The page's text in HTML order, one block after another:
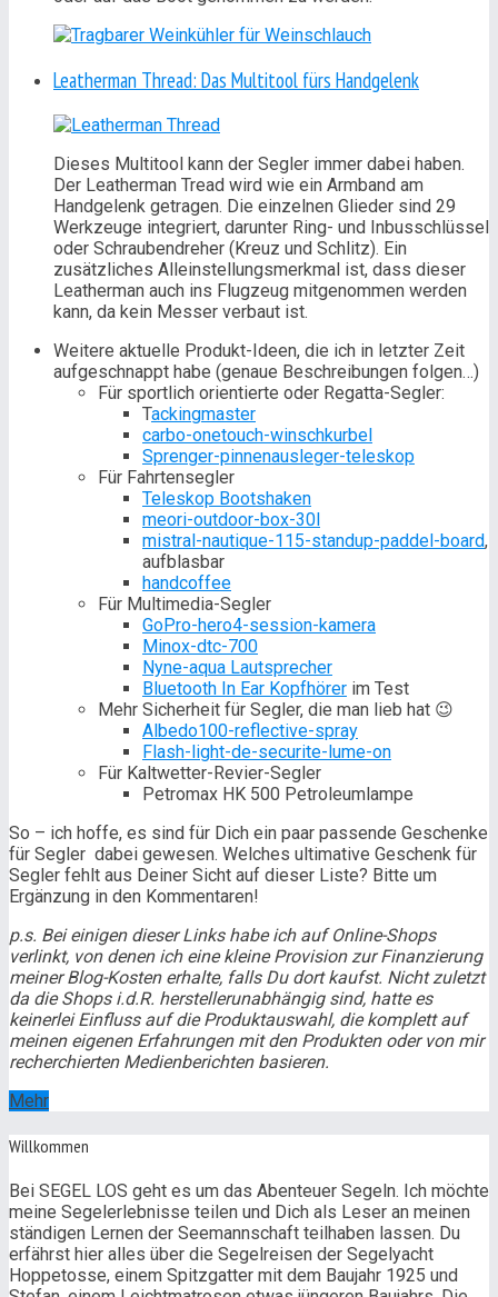
Leatherman Thread: Das Multitool fürs Handgelenk
Dieses Multitool kann der Segler immer dabei haben.
Der Leatherman Tread wird wie ein Armband am
Handgelenk getragen. Die einzelnen Glieder sind 29
Werkzeuge integriert, darunter Ring- und Inbusschlüssel
oder Schraubendreher (Kreuz und Schlitz). Ein
zusätzliches Alleinstellungsmerkmal ist, dass dieser
Leatherman auch ins Flugzeug mitgenommen werden
kann, da kein Messer verbaut ist.
Weitere aktuelle Produkt-Ideen, die ich in letzter Zeit
aufgeschnappt habe (genaue Beschreibungen folgen…)
Für sportlich orientierte oder Regatta-Segler:
Tackingmaster
carbo-onetouch-winschkurbel
Sprenger-pinnenausleger-teleskop
Für Fahrtensegler
Teleskop Bootshaken
meori-outdoor-box-30l
mistral-nautique-115-standup-paddel-board,
aufblasbar
handcoffee
Für Multimedia-Segler
GoPro-hero4-session-kamera
Minox-dtc-700
Nyne-aqua Lautsprecher
Bluetooth In Ear Kopfhörer im Test
Mehr Sicherheit für Segler, die man lieb hat 😉
Albedo100-reflective-spray
Flash-light-de-securite-lume-on
Für Kaltwetter-Revier-Segler
Petromax HK 500 Petroleumlampe
So – ich hoffe, es sind für Dich ein paar passende Geschenke
für Segler dabei gewesen. Welches ultimative Geschenk für
Segler fehlt aus Deiner Sicht auf dieser Liste? Bitte um
Ergänzung in den Kommentaren!
p.s. Bei einigen dieser Links habe ich auf Online-Shops
verlinkt, von denen ich eine kleine Provision zur Finanzierung
meiner Blog-Kosten erhalte, falls Du dort kaufst. Nicht zuletzt
da die Shops i.d.R. herstellerunabhängig sind, hatte es
keinerlei Einfluss auf die Produktauswahl, die komplett auf
meinen eigenen Erfahrungen mit den Produkten oder von mir
recherchierten Medienberichten basieren.
Mehr
Willkommen
Bei SEGEL LOS geht es um das Abenteuer Segeln. Ich möchte
meine Segelerlebnisse teilen und Dich als Leser an meinen
ständigen Lernen der Seemannschaft teilhaben lassen. Du
erfährst hier alles über die Segelreisen der Segelyacht
Hoppetosse, einem Spitzgatter mit dem Baujahr 1925 und